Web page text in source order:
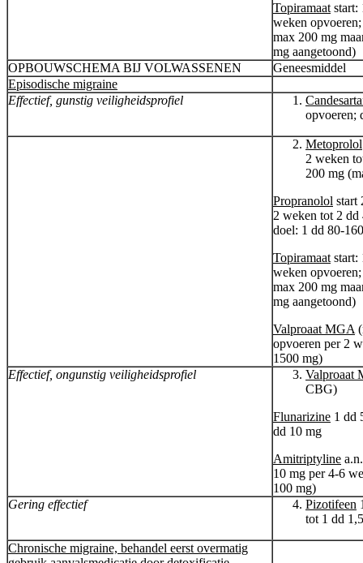
Topiramaatstart:
weken
max 200 mg
mg aangetoond)
OPBOUWSCHEMA BIJ VOLWASSENEN
Geneesmiddel
Episodische migraine
Effectief, gunstig veiligheidsprofiel
opvoeren;
Metoprolol
2 weken
200 mg
Propranolol start
2 weken tot 2 dd
doel: 1 dd 80-
Topiramaatstart:
weken
max 200 mg
mg aangetoond)
Valproaat MGA
opvoeren per 2
1500 mg)
Effectief, ongunstig veiligheidsprofiel
Valproaat
CBG)
Flunarizine 1 dd
dd 10 mg
Amitriptyline
10 mg per 4-6
100 mg)
Gering effectief
Pizotifeen
tot 1 dd
Chronische migraine, behandel eerst overmatig